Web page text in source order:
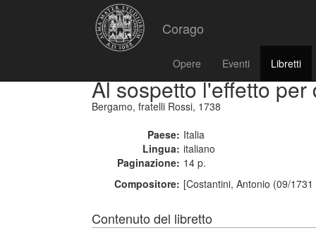
Corago
Opere Eventi Libretti
Al sospetto l'effetto per
Bergamo, fratelli Rossi, 1738
Paese: Italia
Lingua: italiano
Paginazione: 14 p.
Compositore: [Costantini, Antonio (09/
Contenuto del libretto